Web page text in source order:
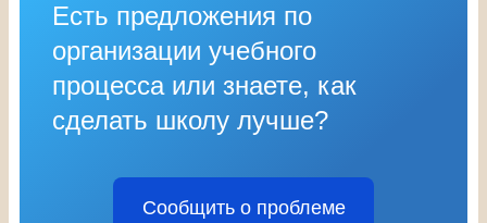
Есть предложения по
организации учебного
процесса или знаете, как
сделать школу лучше?
Сообщить о проблеме